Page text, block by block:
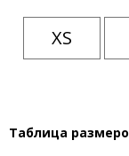
XS
Таблица